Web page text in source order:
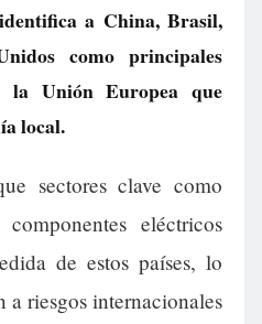
a China, Brasil,
como principales
la Unión Europea que
local.
sectores clave como
eléctricos
de estos países, lo
a riesgos internacionales